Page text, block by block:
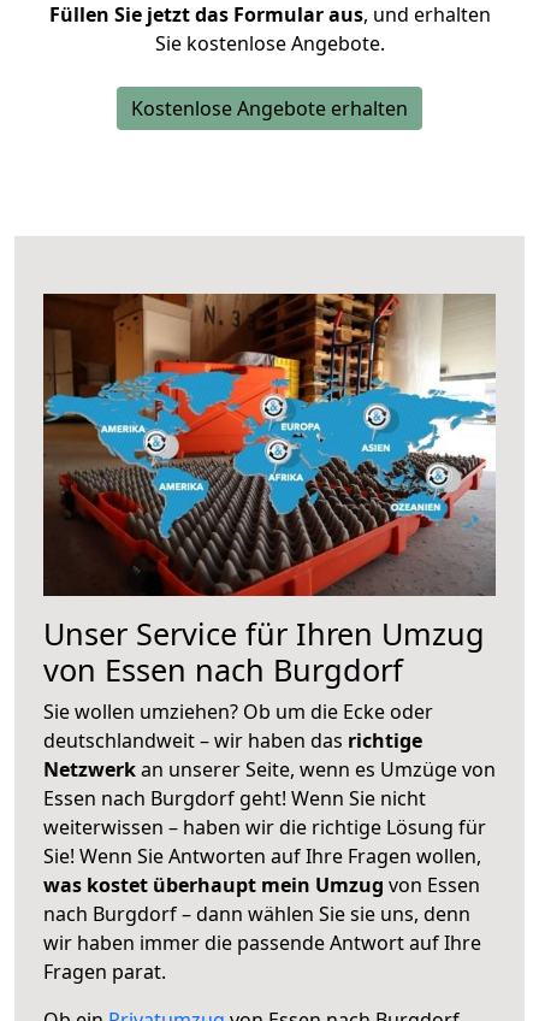
Füllen Sie jetzt das Formular aus, und erhalten
Sie kostenlose Angebote.
Kostenlose Angebote erhalten
Unser Service für Ihren Umzug
von Essen nach Burgdorf
Sie wollen umziehen? Ob um die Ecke oder
deutschlandweit – wir haben das richtige
Netzwerkan unserer Seite, wenn es Umzüge von
Essen nach Burgdorf geht! Wenn Sie nicht
weiterwissen – haben wir die richtige Lösung für
Sie! Wenn Sie Antworten auf Ihre Fragen wollen,
was kostet überhaupt mein Umzug von Essen
nach Burgdorf – dann wählen Sie sie uns, denn
wir haben immer die passende Antwort auf Ihre
Fragen parat.